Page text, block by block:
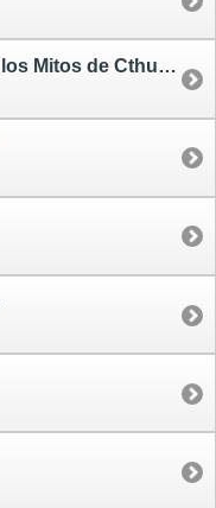
Los Orígenes / Cuentos de los Mitos de Cthulhu 1